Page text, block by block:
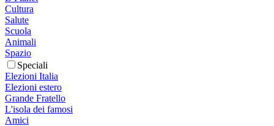
Cultura
Salute
Scuola
Animali
Spazio
Speciali
Elezioni Italia
Elezioni estero
Grande Fratello
L'isola dei famosi
Amici